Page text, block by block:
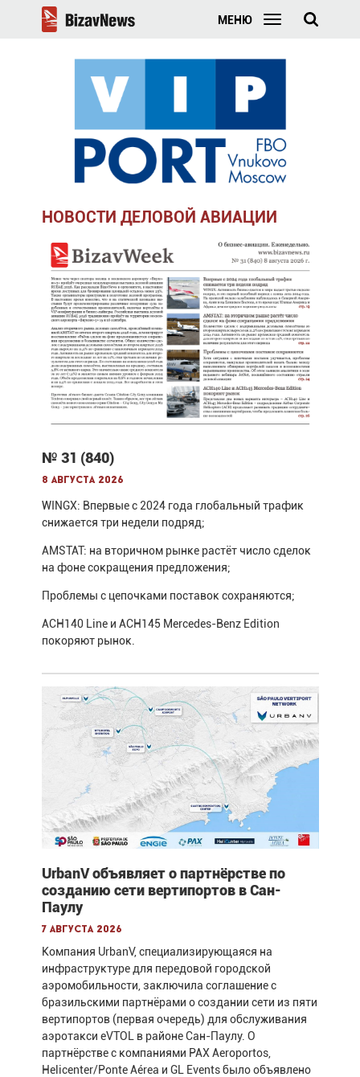
МЕНЮ
НОВОСТИ ДЕЛОВОЙ АВИАЦИИ
№ 31 (840)
8 августа 2026
WINGX: Впервые с 2024 года глобальный трафик
снижается три недели подряд;
AMSTAT: на вторичном рынке растёт число сделок
на фоне сокращения предложения;
Проблемы с цепочками поставок сохраняются;
ACH140 Line и ACH145 Mercedes-Benz Edition
покоряют рынок.
UrbanV объявляет о партнёрстве по
созданию сети вертипортов в Сан-
Паулу
7 августа 2026
Компания UrbanV, специализирующаяся на
инфраструктуре для передовой городской
аэромобильности, заключила соглашение с
бразильскими партнёрами о создании сети из пяти
вертипортов (первая очередь) для обслуживания
аэротакси eVTOL в районе Сан-Паулу. О
партнёрстве с компаниями PAX Aeroportos,
Helicenter/Ponte Aérea и GL Events было объявлено